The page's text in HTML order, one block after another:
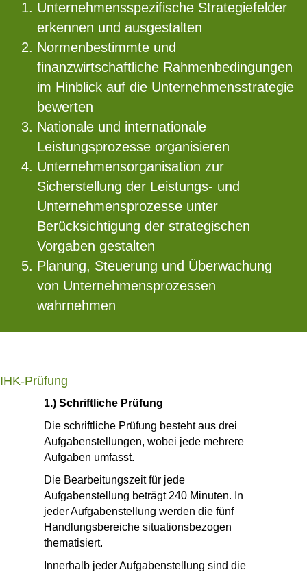
Unternehmensspezifische Strategiefelder
erkennen und ausgestalten
Normenbestimmte und
finanzwirtschaftliche Rahmenbedingungen
im Hinblick auf die Unternehmensstrategie
bewerten
Nationale und internationale
Leistungsprozesse organisieren
Unternehmensorganisation zur
Sicherstellung der Leistungs- und
Unternehmensprozesse unter
Berücksichtigung der strategischen
Vorgaben gestalten
Planung, Steuerung und Überwachung
von Unternehmensprozessen
wahrnehmen
IHK-Prüfung
1.) Schriftliche Prüfung
Die schriftliche Prüfung besteht aus drei
Aufgabenstellungen, wobei jede mehrere
Aufgaben umfasst.
Die Bearbeitungszeit für jede
Aufgabenstellung beträgt 240 Minuten. In
jeder Aufgabenstellung werden die fünf
Handlungsbereiche situationsbezogen
thematisiert.
Innerhalb jeder Aufgabenstellung sind die